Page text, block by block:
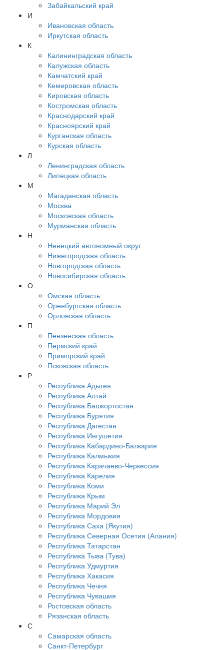
Забайкальский край
И
Ивановская область
Иркутская область
К
Калининградская область
Калужская область
Камчатский край
Кемеровская область
Кировская область
Костромская область
Краснодарский край
Красноярский край
Курганская область
Курская область
Л
Ленинградская область
Липецкая область
М
Магаданская область
Москва
Московская область
Мурманская область
Н
Ненецкий автономный округ
Нижегородская область
Новгородская область
Новосибирская область
О
Омская область
Оренбургская область
Орловская область
П
Пензенская область
Пермский край
Приморский край
Псковская область
Р
Республика Адыгея
Республика Алтай
Республика Башкортостан
Республика Бурятия
Республика Дагестан
Республика Ингушетия
Республика Кабардино-Балкария
Республика Калмыкия
Республика Карачаево-Черкессия
Республика Карелия
Республика Коми
Республика Крым
Республика Марий Эл
Республика Мордовия
Республика Саха (Якутия)
Республика Северная Осетия (Алания)
Республика Татарстан
Республика Тыва (Тува)
Республика Удмуртия
Республика Хакасия
Республика Чечня
Республика Чувашия
Ростовская область
Рязанская область
С
Самарская область
Санкт-Петербург